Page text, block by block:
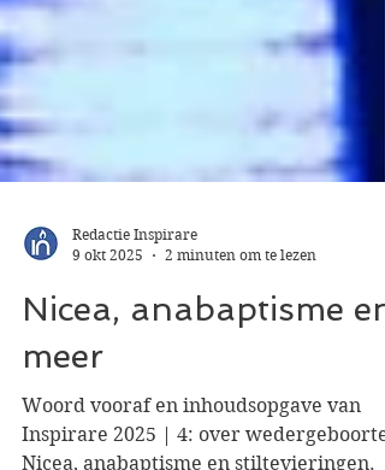
9 okt 2025
2 minuten om te lezen
Nicea, anabaptisme en
meer
Woord vooraf en inhoudsopgave van